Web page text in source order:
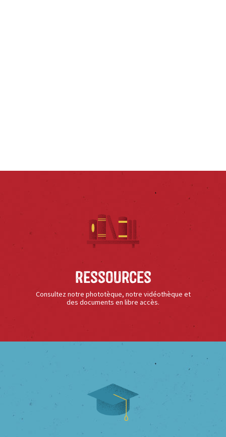
Ressources
Consultez notre phototèque, notre vidéothèque et
des documents en libre accès.